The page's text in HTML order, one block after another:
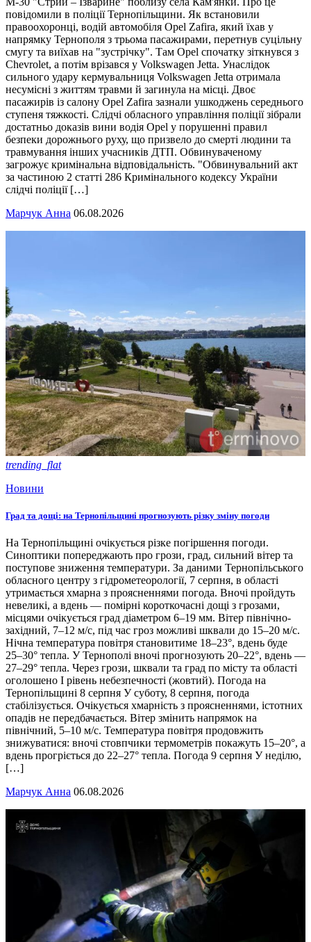
повідомили в поліції Тернопільщини. Як встановили
правоохоронці, водій автомобіля Opel Zafira, який їхав у
напрямку Тернополя з трьома пасажирами, перетнув суцільну
смугу та виїхав на "зустрічку". Там Opel спочатку зіткнувся з
Chevrolet, а потім врізався у Volkswagen Jetta. Унаслідок
сильного удару кермувальниця Volkswagen Jetta отримала
несумісні з життям травми й загинула на місці. Двоє
пасажирів із салону Opel Zafira зазнали ушкоджень середнього
ступеня тяжкості. Слідчі обласного управління поліції зібрали
достатньо доказів вини водія Opel у порушенні правил
безпеки дорожнього руху, що призвело до смерті людини та
травмування інших учасників ДТП. Обвинуваченому
загрожує кримінальна відповідальність. "Обвинувальний акт
за частиною 2 статті 286 Кримінального кодексу України
слідчі поліції […]
Марчук Анна 06.08.2026
trending_flat
Новини
Град та дощі: на Тернопільщині прогнозують різку зміну погоди
На Тернопільщині очікується різке погіршення погоди.
Синоптики попереджають про грози, град, сильний вітер та
поступове зниження температури. За даними Тернопільського
обласного центру з гідрометеорології, 7 серпня, в області
утримається хмарна з проясненнями погода. Вночі пройдуть
невеликі, а вдень — помірні короткочасні дощі з грозами,
місцями очікується град діаметром 6–19 мм. Вітер північно-
західний, 7–12 м/с, під час гроз можливі шквали до 15–20 м/с.
Нічна температура повітря становитиме 18–23°, вдень буде
25–30° тепла. У Тернополі вночі прогнозують 20–22°, вдень —
27–29° тепла. Через грози, шквали та град по місту та області
оголошено І рівень небезпечності (жовтий). Погода на
Тернопільщині 8 серпня У суботу, 8 серпня, погода
стабілізується. Очікується хмарність з проясненнями, істотних
опадів не передбачається. Вітер змінить напрямок на
північний, 5–10 м/с. Температура повітря продовжить
знижуватися: вночі стовпчики термометрів покажуть 15–20°, а
вдень прогріється до 22–27° тепла. Погода 9 серпня У неділю,
[…]
Марчук Анна 06.08.2026